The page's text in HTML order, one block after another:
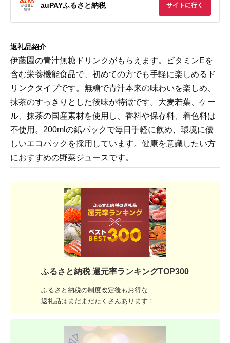
auPAYふるさと納税 サイトに行く
返礼品紹介
伊藤園の青汁無糖ドリンクがもらえます。ビタミンEを
含む栄養機能食品で、初めての方でも手軽に楽しめるド
リンクタイプです。無糖で青汁本来の味わいを楽しめ、
抹茶のすっきりとした後味が特徴です。大麦若葉、ケー
ル、抹茶の国産素材を使用し、香料や保存料、着色料は
不使用。200mlの紙パックで毎日手軽に飲め、環境に優
しいエコパックを採用しています。健康を意識したい方
におすすめの野菜ジュースです。
ふるさと納税 還元率ランキングTOP300
ふるさと納税の制度改定後もお得な
返礼品はまだまだたくさんあります！